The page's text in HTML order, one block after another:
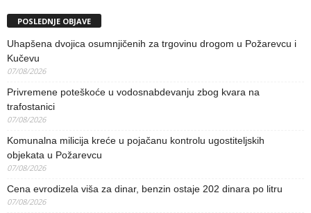
POSLEDNJE OBJAVE
Uhapšena dvojica osumnjičenih za trgovinu drogom u Požarevcu i
Kučevu
07/08/2026
Privremene poteškoće u vodosnabdevanju zbog kvara na
trafostanici
07/08/2026
Komunalna milicija kreće u pojačanu kontrolu ugostiteljskih
objekata u Požarevcu
07/08/2026
Cena evrodizela viša za dinar, benzin ostaje 202 dinara po litru
07/08/2026